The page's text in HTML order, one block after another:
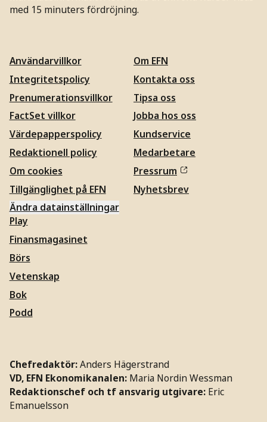
med 15 minuters fördröjning.
Användarvillkor
Integritetspolicy
Prenumerationsvillkor
FactSet villkor
Värdepapperspolicy
Redaktionell policy
Om cookies
Tillgänglighet på EFN
Ändra datainställningar
Om EFN
Kontakta oss
Tipsa oss
Jobba hos oss
Kundservice
Medarbetare
Pressrum
Nyhetsbrev
Play
Finansmagasinet
Börs
Vetenskap
Bok
Podd
Chefredaktör:Anders Hägerstrand
VD, EFN Ekonomikanalen: Maria Nordin Wessman
Redaktionschef och tf ansvarig utgivare: Eric
Emanuelsson